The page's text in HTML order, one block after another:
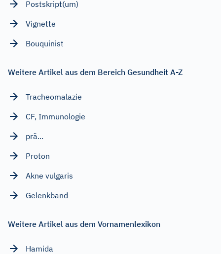
Postskript(um)
Vignette
Bouquinist
Weitere Artikel aus dem Bereich Gesundheit A-Z
Tracheomalazie
CF, Immunologie
prä...
Proton
Akne vulgaris
Gelenkband
Weitere Artikel aus dem Vornamenlexikon
Hamida